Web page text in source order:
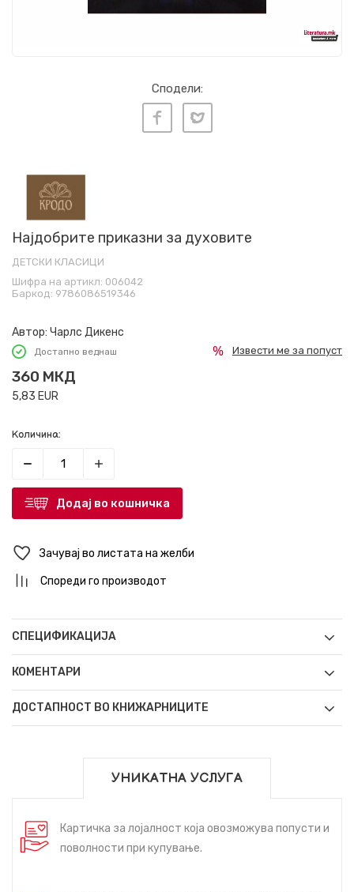
Сподели:
Најдобрите приказни за духовите
ДЕТСКИ КЛАСИЦИ
Шифра на артикл: 006042
Баркод: 9786086519346
Автор: Чарлс Дикенс
Достапно веднаш
360 МКД
5,83 EUR
Извести ме за попуст
Количина:
Додај во кошничка
Зачувај во листата на желби
Спореди го производот
СПЕЦИФИКАЦИЈА
КОМЕНТАРИ
ДОСТАПНОСТ ВО КНИЖАРНИЦИТЕ
УНИКАТНА УСЛУГА
Картичка за лојалност која овозможува попусти и
поволности при купување.